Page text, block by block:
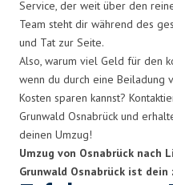
Service, der weit über den
Team steht dir während des
und Tat zur Seite.
Also, warum viel Geld für den
wenn du durch eine Beiladung
Kosten sparen kannst?
Grunwald Osnabrück und
deinen Umzug!
Umzug von Osnabrück nach
Grunwald Osnabrück ist